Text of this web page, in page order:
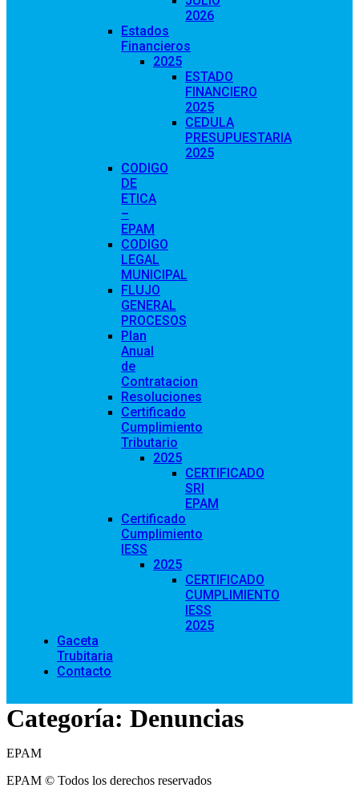
2026
Estados
Financieros
2025
ESTADO
FINANCIERO
2025
CEDULA
PRESUPUESTARIA
2025
CODIGO
DE
ETICA
–
EPAM
CODIGO
LEGAL
MUNICIPAL
FLUJO
GENERAL
PROCESOS
Plan
Anual
de
Contratacion
Resoluciones
Certificado
Cumplimiento
Tributario
2025
CERTIFICADO
SRI
EPAM
Certificado
Cumplimiento
IESS
2025
CERTIFICADO
CUMPLIMIENTO
IESS
2025
Gaceta
Trubitaria
Contacto
Categoría: Denuncias
EPAM
EPAM © Todos los derechos reservados